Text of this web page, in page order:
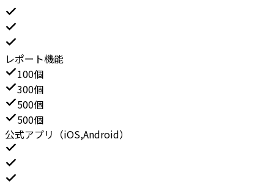
レポート機能
100個
300個
500個
500個
公式アプリ（iOS,Android）